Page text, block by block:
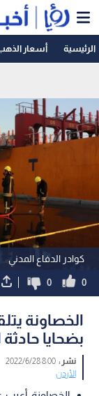
الرئيسية أسعار
كوادر الدفاع المدني
0
0
الخصاونة
بضحايا
نشر :8:00 2022/6/28
الأردن